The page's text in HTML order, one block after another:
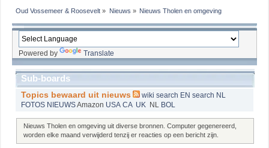
Oud Vossemeer & Roosevelt » Nieuws » Nieuws Tholen en omgeving
Powered by Translate
Sub-boards
Topics bewaard uit nieuws wiki search EN search NL
FOTOS NIEUWSAmazon USA CA UK NL BOL
Nieuws Tholen en omgeving uit diverse bronnen. Computer gegenereerd,
worden elke maand verwijderd tenzij er reacties op een bericht zijn.